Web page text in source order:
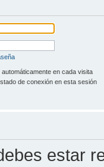
automáticamente en cada visita
de conexión en esta sesión
estar